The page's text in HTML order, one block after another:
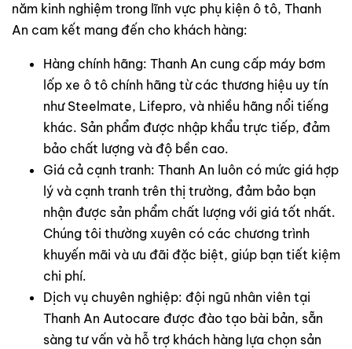
năm kinh nghiệm trong lĩnh vực phụ kiện ô tô, Thanh
An cam kết mang đến cho khách hàng:
Hàng chính hãng: Thanh An cung cấp máy bơm
lốp xe ô tô chính hãng từ các thương hiệu uy tín
như Steelmate, Lifepro, và nhiều hãng nổi tiếng
khác. Sản phẩm được nhập khẩu trực tiếp, đảm
bảo chất lượng và độ bền cao.
Giá cả cạnh tranh: Thanh An luôn có mức giá hợp
lý và cạnh tranh trên thị trường, đảm bảo bạn
nhận được sản phẩm chất lượng với giá tốt nhất.
Chúng tôi thường xuyên có các chương trình
khuyến mãi và ưu đãi đặc biệt, giúp bạn tiết kiệm
chi phí.
Dịch vụ chuyên nghiệp: đội ngũ nhân viên tại
Thanh An Autocare được đào tạo bài bản, sẵn
sàng tư vấn và hỗ trợ khách hàng lựa chọn sản